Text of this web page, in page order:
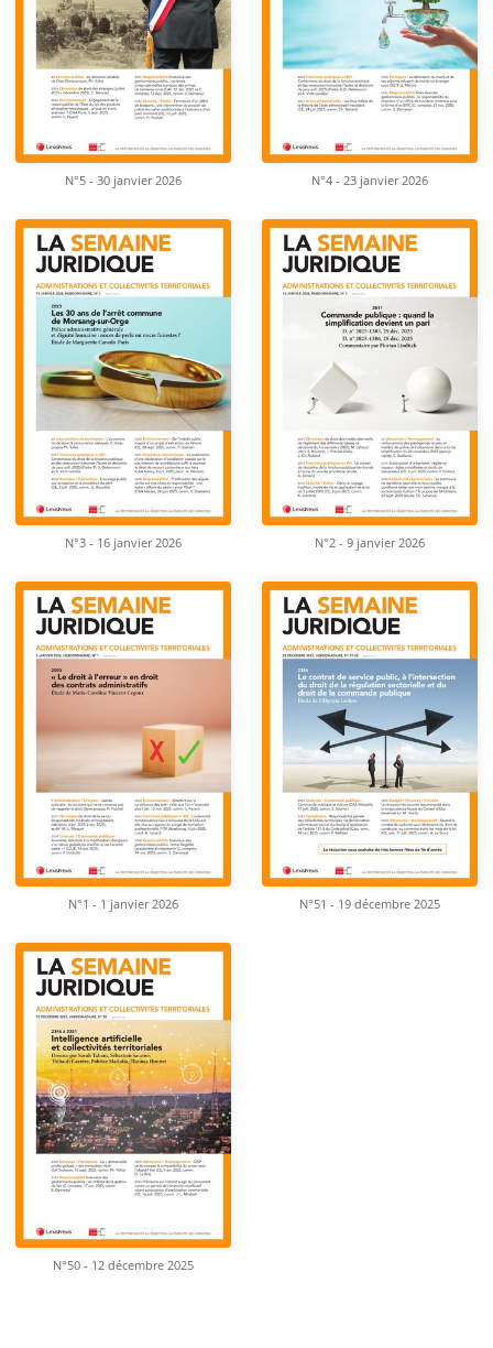
N°5 - 30 janvier 2026 N°4 - 23 janvier 2026
N°3 - 16 janvier 2026 N°2 - 9 janvier 2026
N°1 - 1 janvier 2026 N°51 - 19 décembre 2025
N°50 - 12 décembre 2025